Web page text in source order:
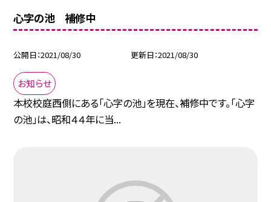
心字の池 補修中
公開日 2021/08/30 更新日 2021/08/30
お知らせ
本校校庭西側にある「心字の池」を現在、補修中です。「心字
の池」は、昭和４４年に当...